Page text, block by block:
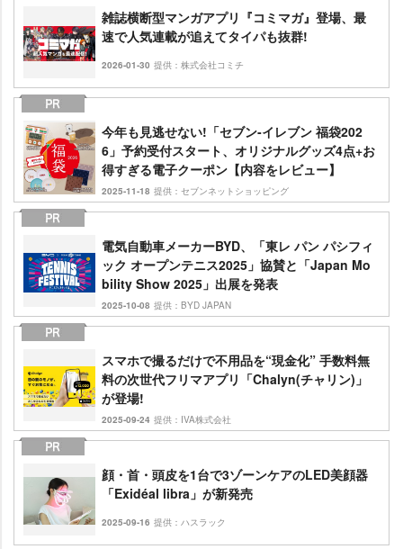
雑誌横断型マンガアプリ『コミマガ』登場、最
速で人気連載が追えてタイパも抜群!
2026-01-30 提供：株式会社コミチ
今年も見逃せない!「セブン‐イレブン 福袋202
6」予約受付スタート、オリジナルグッズ4点+お
得すぎる電子クーポン【内容をレビュー】
2025-11-18 提供：セブンネットショッピング
電気自動車メーカーBYD、「東レ パン パシフィ
ック オープンテニス2025」協賛と「Japan Mo
bility Show 2025」出展を発表
2025-10-08 提供：BYD JAPAN
スマホで撮るだけで不用品を“現金化” 手数料無
料の次世代フリマアプリ「Chalyn(チャリン)」
が登場!
2025-09-24 提供：IVA株式会社
顔・首・頭皮を1台で3ゾーンケアのLED美顔器
「Exidéal libra」が新発売
2025-09-16 提供：ハスラック